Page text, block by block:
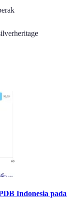
Indonesia pada